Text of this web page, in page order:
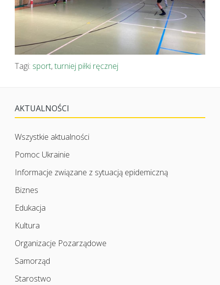
Tagi: sport,turniej piłki ręcznej
AKTUALNOŚCI
Wszystkie aktualności
Pomoc Ukrainie
Informacje związane z sytuacją epidemiczną
Biznes
Edukacja
Kultura
Organizacje Pozarządowe
Samorząd
Starostwo